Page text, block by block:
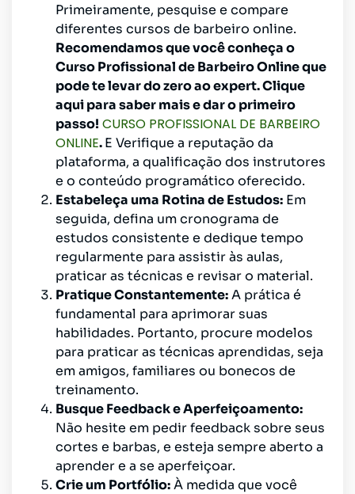
Primeiramente, pesquise e compare
diferentes cursos de barbeiro online.
Recomendamos que você conheça o
Curso Profissional de Barbeiro Online que
pode te levar do zero ao expert. Clique
aqui para saber mais e dar o primeiro
passo! CURSO PROFISSIONAL DE BARBEIRO
ONLINE.E Verifique a reputação da
plataforma, a qualificação dos instrutores
e o conteúdo programático oferecido.
Estabeleça uma Rotina de Estudos: Em
seguida, defina um cronograma de
estudos consistente e dedique tempo
regularmente para assistir às aulas,
praticar as técnicas e revisar o material.
Pratique Constantemente:A prática é
fundamental para aprimorar suas
habilidades. Portanto, procure modelos
para praticar as técnicas aprendidas, seja
em amigos, familiares ou bonecos de
treinamento.
Busque Feedback e Aperfeiçoamento:
Não hesite em pedir feedback sobre seus
cortes e barbas, e esteja sempre aberto a
aprender e a se aperfeiçoar.
Crie um Portfólio:À medida que você